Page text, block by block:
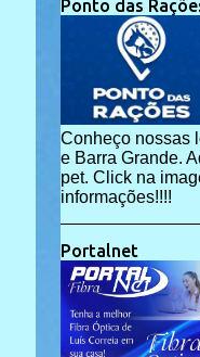
Ponto das
Conheço nossas
e Barra Grande.
pet. Click na
informações!!!!
Portalnet